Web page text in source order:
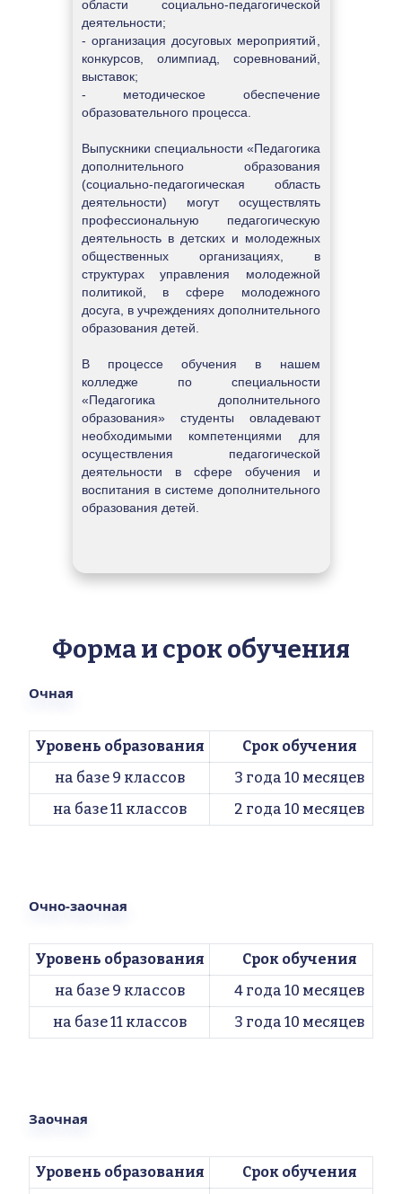
области социально-педагогической
деятельности;
- организация досуговых мероприятий,
конкурсов, олимпиад, соревнований,
выставок;
- методическое обеспечение
образовательного процесса.
Выпускники специальности «Педагогика
дополнительного образования
(социально-педагогическая область
деятельности) могут осуществлять
профессиональную педагогическую
деятельность в детских и молодежных
общественных организациях, в
структурах управления молодежной
политикой, в сфере молодежного
досуга, в учреждениях дополнительного
образования детей.
В процессе обучения в нашем
колледже по специальности
«Педагогика дополнительного
образования» студенты овладевают
необходимыми компетенциями для
осуществления педагогической
деятельности в сфере обучения и
воспитания в системе дополнительного
образования детей.
Форма и срок обучения
Очная
Уровень образования Срок обучения
на базе 9 классов
3 года 10 месяцев
на базе 11 классов
2 года 10 месяцев
Очно-заочная
Уровень образования Срок обучения
на базе 9 классов
4 года 10 месяцев
на базе 11 классов
3 года 10 месяцев
Заочная
Уровень образования Срок обучения